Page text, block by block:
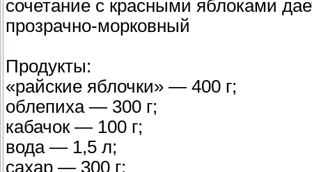
сочетание с красными яблоками
прозрачно-морковный
Продукты:
«райские яблочки» — 400 г;
облепиха — 300 г;
кабачок — 100 г;
вода — 1,5 л;
сахар — 300 г;